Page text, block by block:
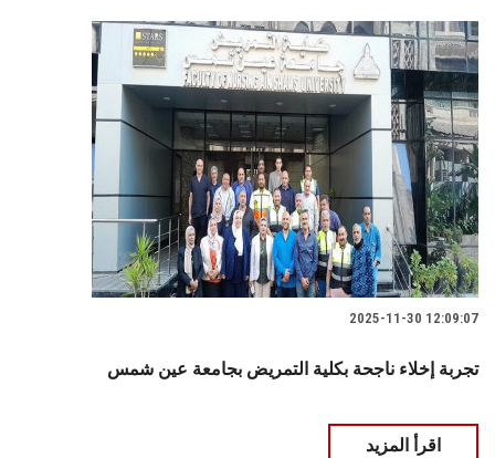
2025-11-30 12:09:07
تجربة إخلاء ناجحة بكلية التمريض بجامعة عين شمس
اقرأ المزيد